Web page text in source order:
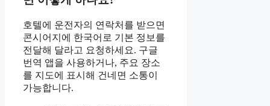
호텔에 운전자의 연락처를 받으면
콘시어지에 한국어로 기본 정보를
전달해 달라고 요청하세요. 구글
번역 앱을 사용하거나, 주요 장소
를 지도에 표시해 건네면 소통이
가능합니다.